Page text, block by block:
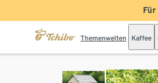
Themenwelten Kaffee